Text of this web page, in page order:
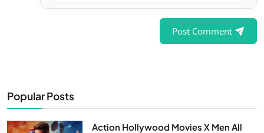
Post Comment
Popular Posts
Action Hollywood Movies X Men All